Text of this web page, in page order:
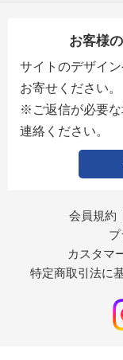
お客様
サイトのデザイ
お寄せください。
※ご返信が必要な
連絡ください。
会員規約
カスタマ
特定商取引法に